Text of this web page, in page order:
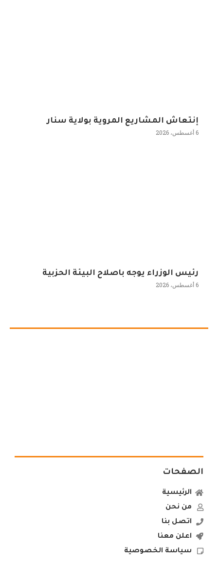
إنتعاش المشاريع المروية بولاية سنار
6 أغسطس، 2026
رئيس الوزراء يوجه باصلاح البيئة الحزبية
6 أغسطس، 2026
الصفحات
الرئيسية
من نحن
اتصل بنا
اعلن معنا
سياسة الخصوصية